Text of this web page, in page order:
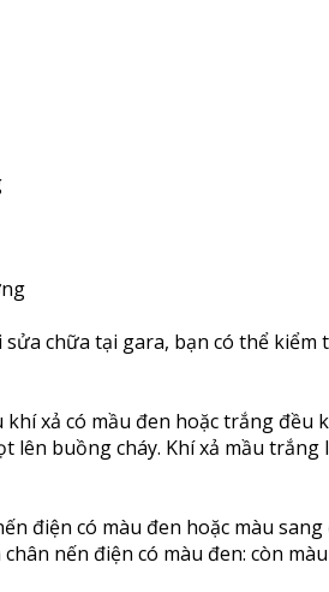
chữa tại gara, bạn có thể
xả có mầu đen hoặc trắng đều
buồng cháy. Khí xả mầu trắng
điện có màu đen hoặc màu
nến điện có màu đen: còn